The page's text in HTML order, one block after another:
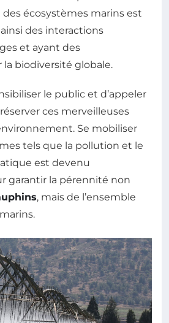
écosystèmes marins est
des interactions
et ayant des
biodiversité globale.
le public et d’appeler
ces merveilleuses
Se mobiliser
tels que la pollution et le
est devenu
garantir la pérennité non
, mais de l’ensemble